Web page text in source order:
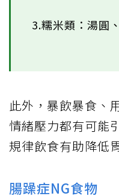
3.糯米類：湯圓
此外，暴飲暴食、
情緒壓力都有可能
規律飲食有助降低
腸躁症NG食物